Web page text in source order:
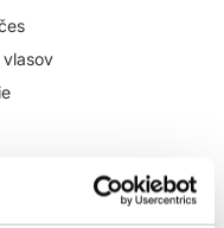
tepelnú ochranu na
je istota.